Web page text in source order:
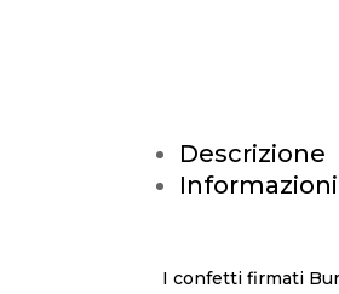
Descrizione
I confetti firmati